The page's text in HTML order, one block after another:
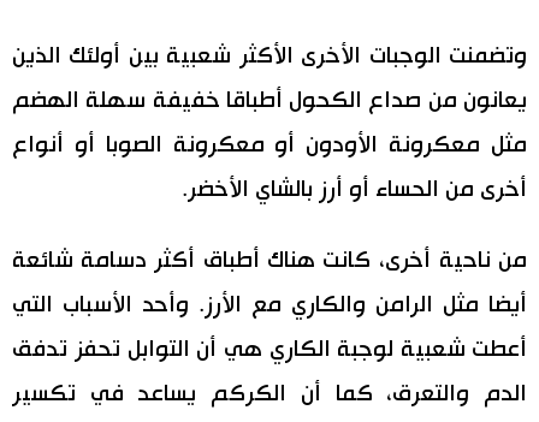
وتضمنت الوجبات الأخرى الأكثر شعبية بين أولئك الذين
يعانون من صداع الكحول أطباقا خفيفة سهلة الهضم
مثل معكرونة الأودون أو معكرونة الصوبا أو أنواع
أخرى من الحساء أو أرز بالشاي الأخضر.
من ناحية أخرى، كانت هناك أطباق أكثر دسامة شائعة
أيضا مثل الرامن والكاري مع الأرز. وأحد الأسباب التي
أعطت شعبية لوجبة الكاري هي أن التوابل تحفز تدفق
الدم والتعرق، كما أن الكركم يساعد في تكسير